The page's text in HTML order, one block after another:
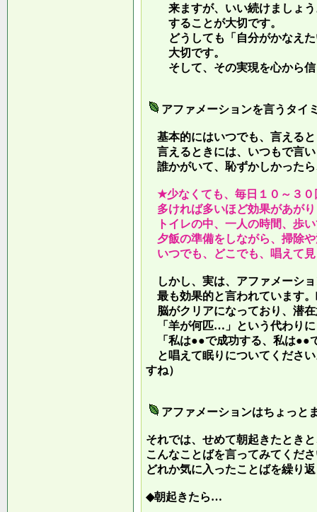
来ますが、いい続けましょう
することが大切です。
どうしても「自分がかなえた
大切です。
そして、その実現を心から信
アファメーションを言うタイ
基本的にはいつでも、言える
言えるときには、いつもで言
誰かがいて、恥ずかしかった
★少なくても、毎日１０～３０
多ければ多いほど効果があが
トイレの中、一人の時間、歩
夕飯の準備をしながら、掃除
いつでも、どこでも、唱えて
しかし、実は、アファメーシ
最も効果的と言われています
脳がクリアになっており、潜
「羊が何匹…」という代わりに
「私は●●で成功する、私は●●
と唱えて眠りについてくださ
すね）
アファメーションはちょっと
それでは、せめて朝起きたとき
こんなことばを言ってみてくだ
どれか気に入ったことばを繰り
◆朝起きたら…